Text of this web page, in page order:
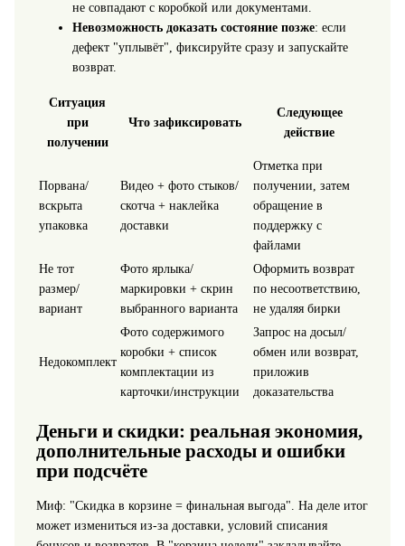
не совпадают с коробкой или документами.
Невозможность доказать состояние позже: если
дефект "уплывёт", фиксируйте сразу и запускайте
возврат.
Ситуация
при
получении
Что зафиксировать
Следующее
действие
Порвана/
вскрыта
упаковка
Видео + фото стыков/
скотча + наклейка
доставки
Отметка при
получении, затем
обращение в
поддержку с
файлами
Не тот
размер/
вариант
Фото ярлыка/
маркировки + скрин
выбранного варианта
Оформить возврат
по несоответствию,
не удаляя бирки
Недокомплект
Фото содержимого
коробки + список
комплектации из
карточки/инструкции
Запрос на досыл/
обмен или возврат,
приложив
доказательства
Деньги и скидки: реальная экономия,
дополнительные расходы и ошибки
при подсчёте
Миф: "Скидка в корзине = финальная выгода". На деле итог
может измениться из‑за доставки, условий списания